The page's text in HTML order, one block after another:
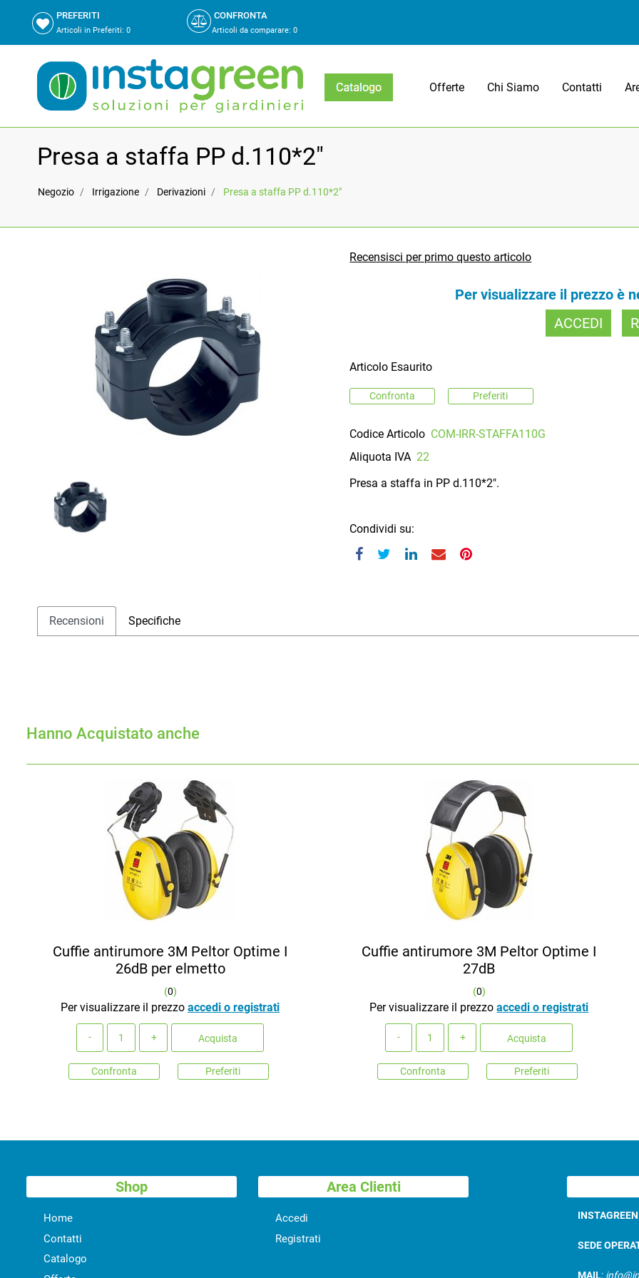
PREFERITI
Articoli in Preferiti: 0
CONFRONTA
Articoli da comparare: 0
Offerte Chi Siamo Contatti
Presa a staffa PP d.110*2"
Negozio Irrigazione Derivazioni Presa a staffa PP d.110*2"
Recensisci per primo questo articolo
Per visualizzare il prezzo è
ACCEDI
Articolo Esaurito
Confronta Preferiti
Codice Articolo COM-IRR-STAFFA110G
Aliquota IVA 22
Presa a staffa in PP d.110*2".
Condividi su:
Recensioni Specifiche
Hanno Acquistato anche
Cuffie antirumore 3M Peltor Optime I
26dB per elmetto
(0)
Per visualizzare il prezzoaccedi o registrati
Acquista
Confronta Preferiti
Cuffie antirumore 3M Peltor Optime I
27dB
(0)
Per visualizzare il prezzoaccedi o registrati
Acquista
Confronta Preferiti
Shop
Home
Contatti
Catalogo
Area Clienti
Accedi
Registrati
SEDE
MAIL: